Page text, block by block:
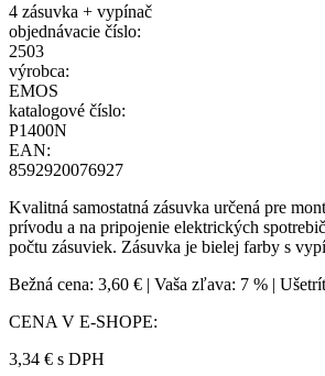
4 zásuvka + vypínač
objednávacie číslo:
2503
výrobca:
EMOS
katalogové číslo:
P1400N
EAN:
8592920076927
Kvalitná samostatná zásuvka určená pre
prívodu a na pripojenie elektrických
počtu zásuviek. Zásuvka je bielej farby s
Bežná cena: 3,60 € | Vaša zľava: 7 % |
CENA V E-SHOPE:
3,34 € s DPH